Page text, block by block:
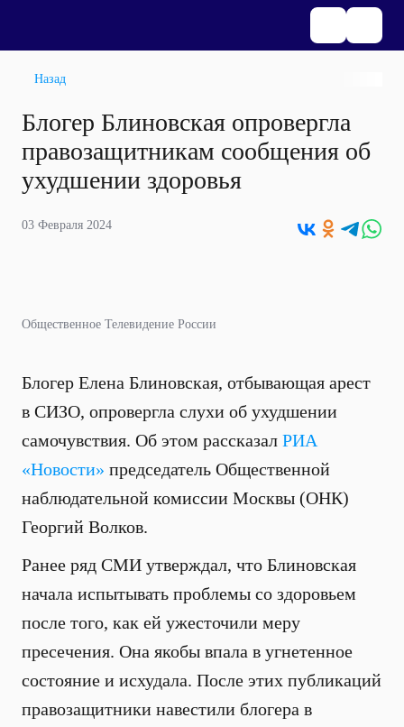
Назад
Блогер Блиновская опровергла
правозащитникам сообщения об
ухудшении здоровья
03 Февраля 2024
Общественное Телевидение России
Блогер Елена Блиновская, отбывающая арест
в СИЗО, опровергла слухи об ухудшении
самочувствия. Об этом рассказал РИА
«Новости» председатель Общественной
наблюдательной комиссии Москвы (ОНК)
Георгий Волков.
Ранее ряд СМИ утверждал, что Блиновская
начала испытывать проблемы со здоровьем
после того, как ей ужесточили меру
пресечения. Она якобы впала в угнетенное
состояние и исхудала. После этих публикаций
правозащитники навестили блогера в